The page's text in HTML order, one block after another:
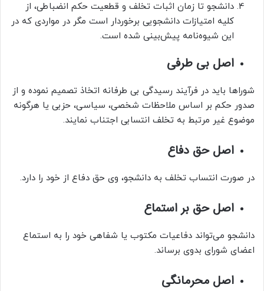
دانشجو تا زمان اثبات تخلف و قطعیت حکم انضباطی، از
کلیه امتیازات دانشجویی برخوردار است مگر در مواردی که در
این شیوه‌نامه پیش‌بینی شده است.
اصل بی طرفی
شوراها باید در فرآیند رسیدگی بی طرفانه اتخاذ تصمیم نموده و از
صدور حکم بر اساس ملاحظات شخصی، سیاسی، حزبی یا هرگونه
موضوع غیر مرتبط به تخلف انتسابی اجتناب نمایند.
اصل حق دفاع
در صورت انتساب تخلف به دانشجو، وی حق دفاع از خود را دارد.
اصل حق بر استماع
دانشجو می‌تواند دفاعیات مکتوب یا شفاهی خود را به استماع
اعضای شورای بدوی برساند.
اصل محرمانگی